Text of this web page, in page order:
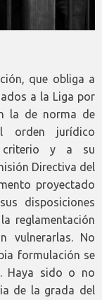
que obliga a
a la Liga por
la de norma de
orden jurídico
criterio y a su
Directiva del
proyectado
disposiciones
reglamentación
vulnerarlas. No
formulación se
Haya sido o no
de la grada del